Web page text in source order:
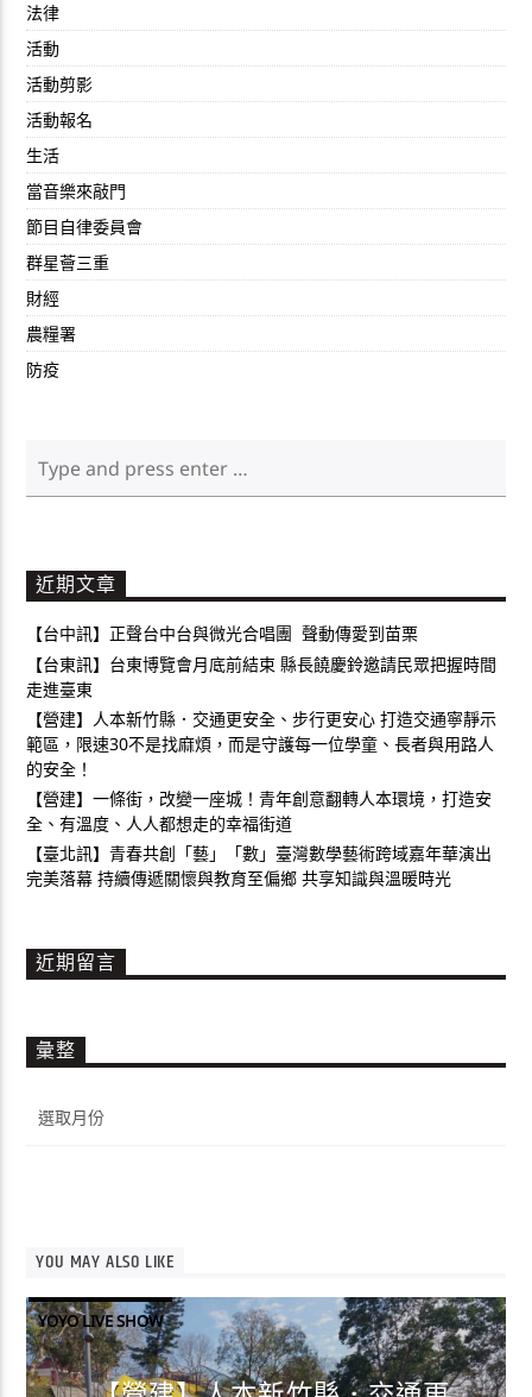
法律
活動
活動剪影
活動報名
生活
當音樂來敲門
節目自律委員會
群星薈三重
財經
農糧署
防疫
近期文章
【台中訊】正聲台中台與微光合唱團 聲動傳愛到苗栗
【台東訊】台東博覽會月底前結束 縣長饒慶鈴邀請民眾把握時間
走進臺東
【營建】人本新竹縣．交通更安全、步行更安心 打造交通寧靜示
範區，限速30不是找麻煩，而是守護每一位學童、長者與用路人
的安全！
【營建】一條街，改變一座城！青年創意翻轉人本環境，打造安
全、有溫度、人人都想走的幸福街道
【臺北訊】青春共創「藝」「數」臺灣數學藝術跨域嘉年華演出
完美落幕 持續傳遞關懷與教育至偏鄉 共享知識與溫暖時光
近期留言
彙整
整
YOU MAY ALSO LIKE
YOYO LIVE SHOW